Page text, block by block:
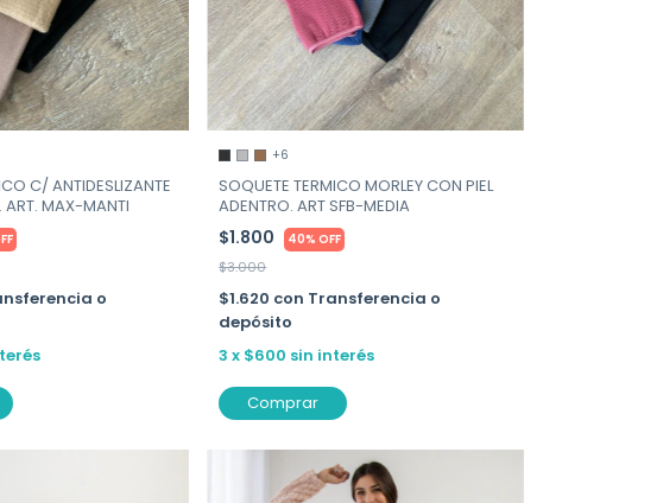
C/ ANTIDESLIZANTE
ART. MAX-MANTI
o
+6
SOQUETE TERMICO MORLEY CON PIEL
ADENTRO. ART SFB-MEDIA
$1.800 40% OFF
$3.000
$1.620 con Transferencia o
depósito
3 x $600 sin interés
Comprar